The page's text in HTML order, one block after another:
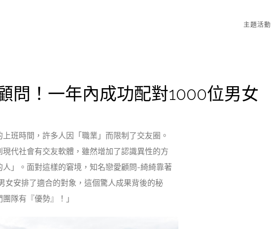
主題活動
問！一年內成功配對1000位男女
班時間，許多人因「職業」而限制了交友圈。
代社會有交友軟體，雖然增加了認識異性的方
」。面對這樣的窘境，知名戀愛顧問-綺綺靠著
女安排了適合的對象，這個驚人成果背後的秘
隊有『優勢』！」